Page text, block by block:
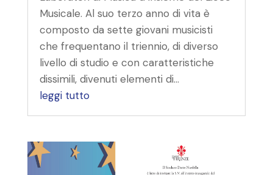
Musicale. Al suo terzo anno di vita è
composto da sette giovani musicisti
che frequentano il triennio, di diverso
livello di studio e con caratteristiche
dissimili, divenuti elementi di...
leggi tutto